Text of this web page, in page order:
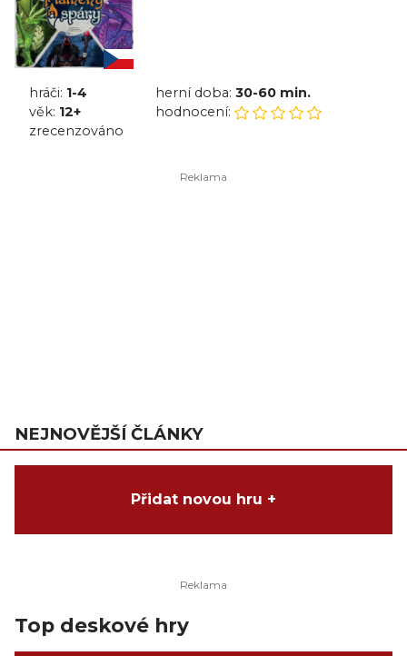
hráči: 1-4 herní doba: 30-60 min.
věk: 12+
hodnocení:
zrecenzováno
NEJNOVĚJŠÍ ČLÁNKY
Přidat novou hru +
Top deskové hry